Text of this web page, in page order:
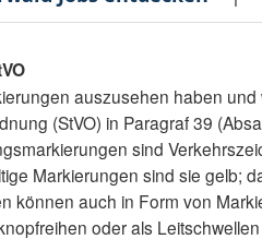
auszusehen haben und
(StVO) in Paragraf 39
sind
Markierungen sind sie gelb;
können auch in Form von
oder als